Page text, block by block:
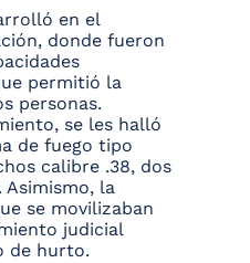
en el
donde fueron
permitió la
personas.
se les halló
de fuego tipo
calibre .38, dos
la
se movilizaban
judicial
de hurto.